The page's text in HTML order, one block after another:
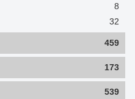
8
32
459
173
539